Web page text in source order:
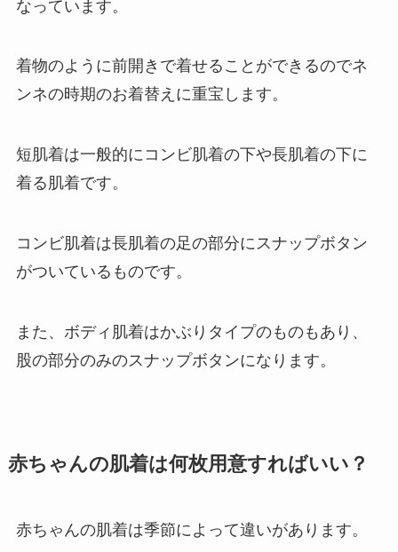
なっています。
着物のように前開きで着せることができるのでネ
ンネの時期のお着替えに重宝します。
短肌着は一般的にコンビ肌着の下や長肌着の下に
着る肌着です。
コンビ肌着は長肌着の足の部分にスナップボタン
がついているものです。
また、ボディ肌着はかぶりタイプのものもあり、
股の部分のみのスナップボタンになります。
赤ちゃんの肌着は何枚用意すればいい？
赤ちゃんの肌着は季節によって違いがあります。